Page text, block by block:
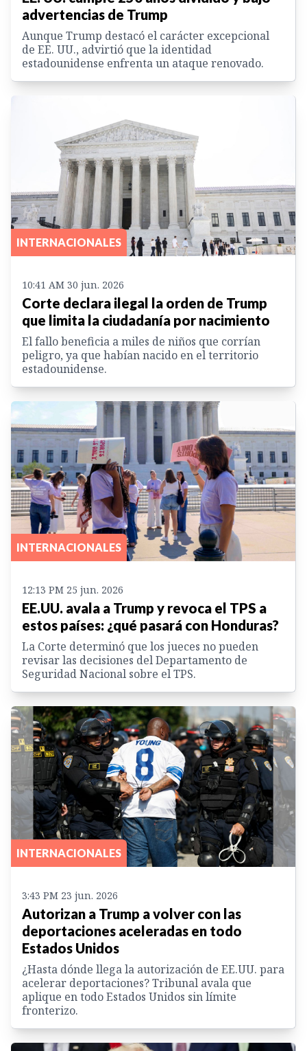
advertencias de Trump
Aunque Trump destacó el carácter excepcional
de EE. UU., advirtió que la identidad
estadounidense enfrenta un ataque renovado.
INTERNACIONALES
10:41 AM 30 jun. 2026
Corte declara ilegal la orden de Trump
que limita la ciudadanía por nacimiento
El fallo beneficia a miles de niños que corrían
peligro, ya que habían nacido en el territorio
estadounidense.
INTERNACIONALES
12:13 PM 25 jun. 2026
EE.UU. avala a Trump y revoca el TPS a
estos países: ¿qué pasará con Honduras?
La Corte determinó que los jueces no pueden
revisar las decisiones del Departamento de
Seguridad Nacional sobre el TPS.
INTERNACIONALES
3:43 PM 23 jun. 2026
Autorizan a Trump a volver con las
deportaciones aceleradas en todo
Estados Unidos
¿Hasta dónde llega la autorización de EE.UU. para
acelerar deportaciones? Tribunal avala que
aplique en todo Estados Unidos sin límite
fronterizo.